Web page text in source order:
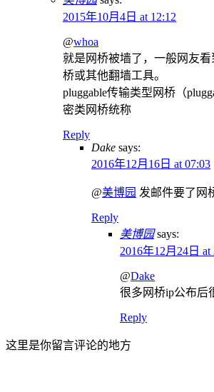
2015年10月4日 at 12:12
@whoa
就是网桥被墙了，一般网友
桥或其他翻墙工具。
pluggable传输类型网桥（
密类网桥统称
Reply
Dake says:
2016年12月16日 at 07:03
@美博园 发邮件要了网
Reply
美博园 says:
2016年12月24日 at
@Dake
很多网桥ip公布后
Reply
这里是你留言评论的地方